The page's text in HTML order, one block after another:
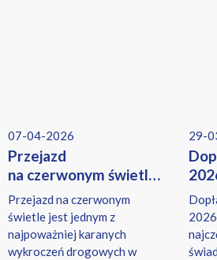
07-04-2026
Przejazd
na czerwonym świetle
– mandat, punkty
i konsekwencje w 2026
roku
Przejazd na czerwonym
świetle jest jednym z
najpoważniej karanych
wykroczeń drogowych w
29-
w